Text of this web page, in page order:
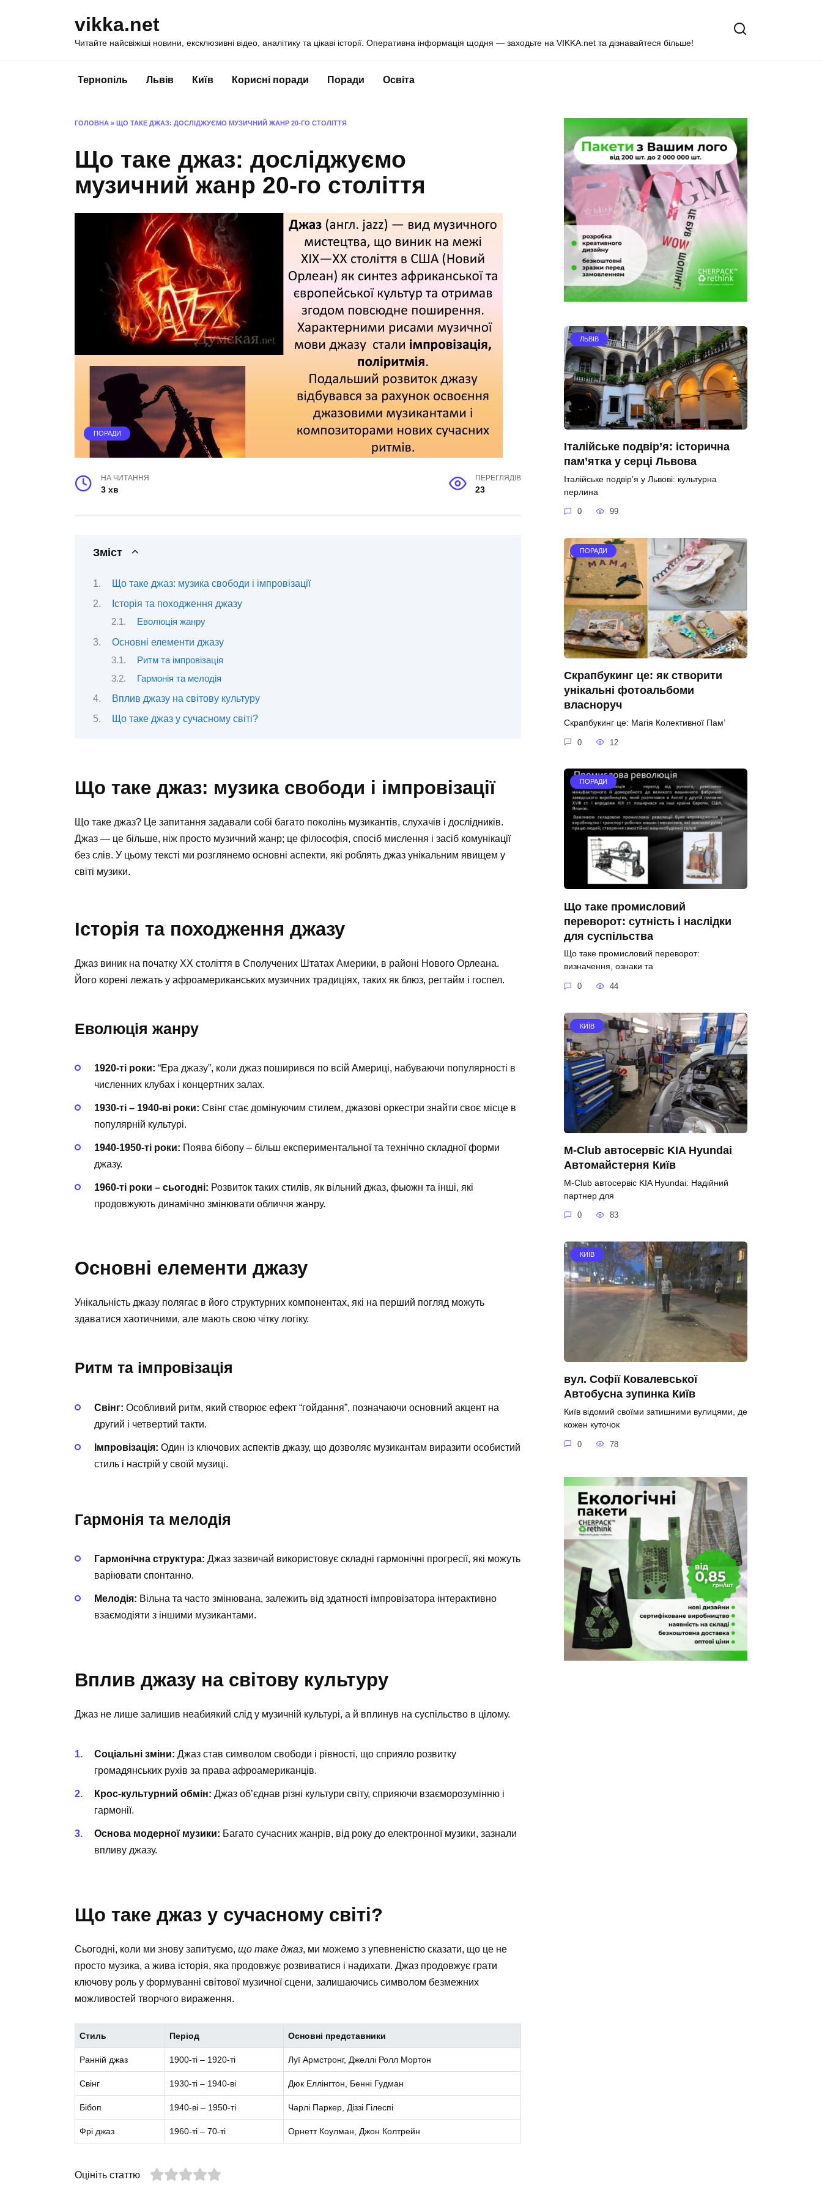
vikka.net
Читайте найсвіжіші новини, ексклюзивні відео, аналітику та цікаві історії. Оперативна інформація щодня — заходьте на VIKKA.net та дізнавайтеся більше!
Тернопіль Львів Київ Корисні поради Поради Освіта
ГОЛОВНА » ЩО ТАКЕ ДЖАЗ: ДОСЛІДЖУЄМО МУЗИЧНИЙ ЖАНР 20-ГО СТОЛІТТЯ
Що таке джаз: досліджуємо
музичний жанр 20-го століття
ПОРАДИ
НА ЧИТАННЯ
3 хв
ПЕРЕГЛЯДІВ
23
Зміст
Що таке джаз: музика свободи і імпровізації
Історія та походження джазу
Еволюція жанру
Основні елементи джазу
Ритм та імпровізація
Гармонія та мелодія
Вплив джазу на світову культуру
Що таке джаз у сучасному світі?
Що таке джаз: музика свободи і імпровізації
Що таке джаз? Це запитання задавали собі багато поколінь музикантів, слухачів і дослідників.
Джаз — це більше, ніж просто музичний жанр; це філософія, спосіб мислення і засіб комунікації
без слів. У цьому тексті ми розглянемо основні аспекти, які роблять джаз унікальним явищем у
світі музики.
Історія та походження джазу
Джаз виник на початку ХХ століття в Сполучених Штатах Америки, в районі Нового Орлеана.
Його корені лежать у афроамериканських музичних традиціях, таких як блюз, регтайм і госпел.
Еволюція жанру
1920-ті роки: “Ера джазу”, коли джаз поширився по всій Америці, набуваючи популярності в
численних клубах і концертних залах.
1930-ті – 1940-ві роки: Свінг стає домінуючим стилем, джазові оркестри знайти своє місце в
популярній культурі.
1940-1950-ті роки: Поява бібопу – більш експериментальної та технічно складної форми
джазу.
1960-ті роки – сьогодні: Розвиток таких стилів, як вільний джаз, фьюжн та інші, які
продовжують динамічно змінювати обличчя жанру.
Основні елементи джазу
Унікальність джазу полягає в його структурних компонентах, які на перший погляд можуть
здаватися хаотичними, але мають свою чітку логіку.
Ритм та імпровізація
Свінг: Особливий ритм, який створює ефект “гойдання”, позначаючи основний акцент на
другий і четвертий такти.
Імпровізація: Один із ключових аспектів джазу, що дозволяє музикантам виразити особистий
стиль і настрій у своїй музиці.
Гармонія та мелодія
Гармонічна структура: Джаз зазвичай використовує складні гармонічні прогресії, які можуть
варіювати спонтанно.
Мелодія: Вільна та часто змінювана, залежить від здатності імпровізатора інтерактивно
взаємодіяти з іншими музикантами.
Вплив джазу на світову культуру
Джаз не лише залишив неабиякий слід у музичній культурі, а й вплинув на суспільство в цілому.
Соціальні зміни: Джаз став символом свободи і рівності, що сприяло розвитку
громадянських рухів за права афроамериканців.
Крос-культурний обмін: Джаз об’єднав різні культури світу, сприяючи взаєморозумінню і
гармонії.
Основа модерної музики: Багато сучасних жанрів, від року до електронної музики, зазнали
впливу джазу.
Що таке джаз у сучасному світі?
Сьогодні, коли ми знову запитуємо, що таке джаз, ми можемо з упевненістю сказати, що це не
просто музика, а жива історія, яка продовжує розвиватися і надихати. Джаз продовжує грати
ключову роль у формуванні світової музичної сцени, залишаючись символом безмежних
можливостей творчого вираження.
Стиль Період Основні представники
Ранній джаз 1900-ті – 1920-ті Луї Армстронг, Джеллі Ролл Мортон
Свінг 1930-ті – 1940-ві Дюк Еллінгтон, Бенні Гудман
Бібоп 1940-ві – 1950-ті Чарлі Паркер, Діззі Гілеспі
Фрі джаз 1960-ті – 70-ті Орнетт Коулман, Джон Колтрейн
Оцініть статтю
ЛЬВІВ
Італійське подвір’я: історична
пам’ятка у серці Львова
Італійське подвір’я у Львові: культурна
перлина
0 99
ПОРАДИ
Скрапбукинг це: як створити
унікальні фотоальбоми
власноруч
Скрапбукинг це: Магія Колективної Пам’
0 12
ПОРАДИ
Що таке промисловий
переворот: сутність і наслідки
для суспільства
Що таке промисловий переворот:
визначення, ознаки та
0 44
КИЇВ
M-Club автосервіс KIA Hyundai
Автомайстерня Київ
M-Club автосервіс KIA Hyundai: Надійний
партнер для
0 83
КИЇВ
вул. Софії Ковалевської
Автобусна зупинка Київ
Київ відомий своїми затишними вулицями, де
кожен куточок
0 78